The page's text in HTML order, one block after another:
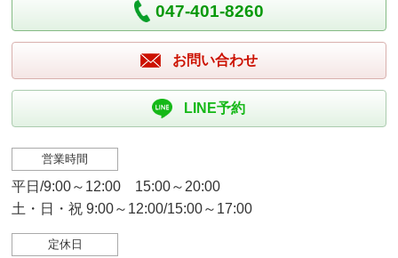
047-401-8260
お問い合わせ
LINE予約
営業時間
平日/9:00～12:00 15:00～20:00
土・日・祝 9:00～12:00/15:00～17:00
定休日